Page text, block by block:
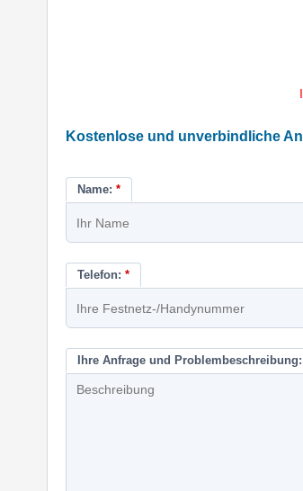
Kostenlose und unverbindliche
Name: *
Telefon: *
Ihre Anfrage und Problembeschreibung: